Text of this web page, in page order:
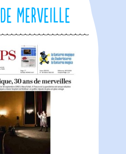
merveille